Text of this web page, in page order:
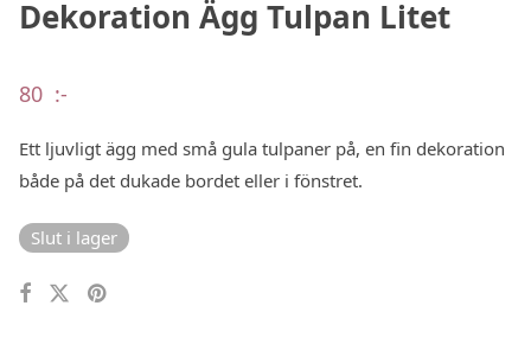
Dekoration Ägg Tulpan Litet
80 :-
Ett ljuvligt ägg med små gula tulpaner på, en fin dekoration
både på det dukade bordet eller i fönstret.
Slut i lager